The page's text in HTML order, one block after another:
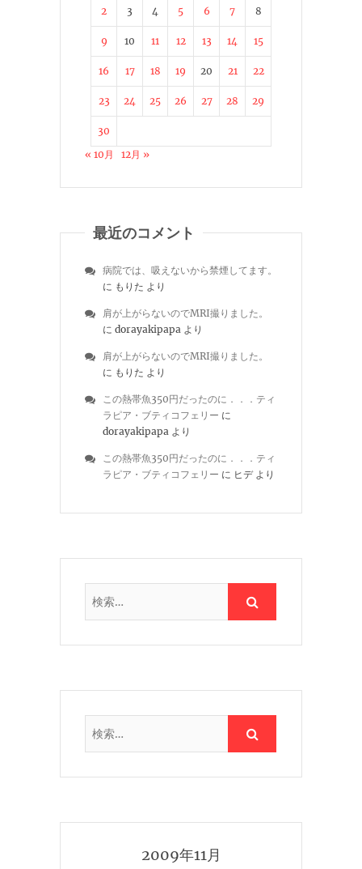
2 3 4 5 6 7 8
9 10 11 12 13 14 15
16 17 18 19 20 21 22
23 24 25 26 27 28 29
30
« 10月
12月 »
最近のコメント
病院では、吸えないから禁煙してます。
に もりた より
肩が上がらないのでMRI撮りました。
に dorayakipapa より
肩が上がらないのでMRI撮りました。
に もりた より
この熱帯魚350円だったのに．．．ティ
ラピア・ブティコフェリー に
dorayakipapa より
この熱帯魚350円だったのに．．．ティ
ラピア・ブティコフェリー に ヒデより
2009年11月